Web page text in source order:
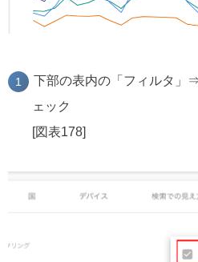
下部の表内の「フィルタ」
ェック
[図表178]